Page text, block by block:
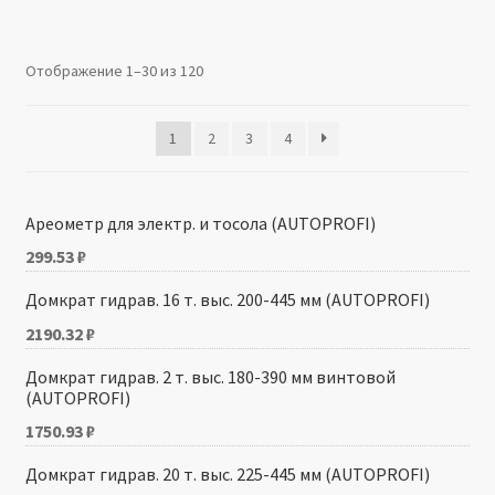
Отображение 1–30 из 120
1 2 3 4
Ареометр для электр. и тосола (AUTOPROFI)
299.53₽
Домкрат гидрав. 16 т. выс. 200-445 мм (AUTOPROFI)
2190.32₽
Домкрат гидрав. 2 т. выс. 180-390 мм винтовой
(AUTOPROFI)
1750.93₽
Домкрат гидрав. 20 т. выс. 225-445 мм (AUTOPROFI)